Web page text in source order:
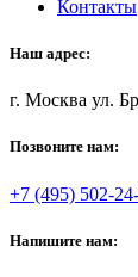
Контакты
Наш адрес:
г. Москва ул.
Позвоните нам:
+7 (495) 502-
Напишите нам: